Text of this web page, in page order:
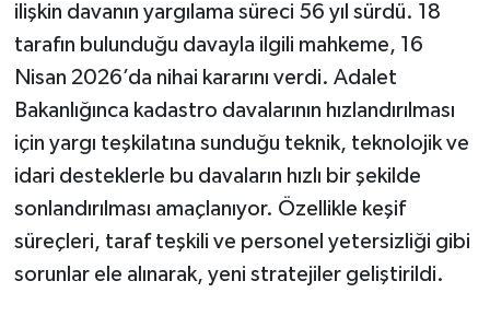
ilişkin davanın yargılama süreci 56 yıl sürdü. 18
tarafın bulunduğu davayla ilgili mahkeme, 16
Nisan 2026’da nihai kararını verdi. Adalet
Bakanlığınca kadastro davalarının hızlandırılması
için yargı teşkilatına sunduğu teknik, teknolojik ve
idari desteklerle bu davaların hızlı bir şekilde
sonlandırılması amaçlanıyor. Özellikle keşif
süreçleri, taraf teşkili ve personel yetersizliği gibi
sorunlar ele alınarak, yeni stratejiler geliştirildi.